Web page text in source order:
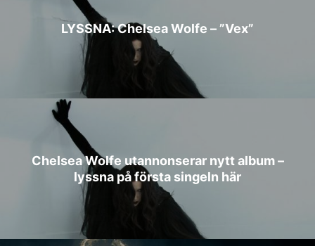
LYSSNA: Chelsea Wolfe – ”Vex”
Chelsea Wolfe utannonserar nytt album –
lyssna på första singeln här